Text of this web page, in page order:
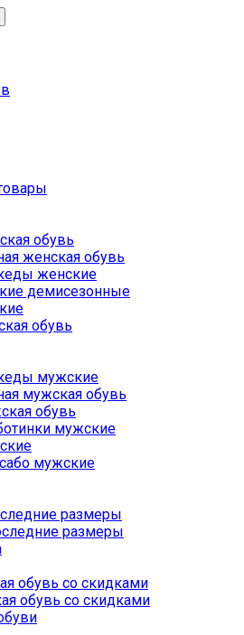
обувь
женская обувь
женские
демисезонные
обувь
мужские
мужская обувь
обувь
мужские
мужские
размеры
размеры
обувь со скидками
обувь со скидками